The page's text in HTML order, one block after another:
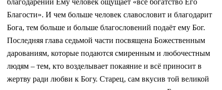
благодарении Ему человек ощущает «всё богатство Его
Благости». И чем больше человек славословит и благодарит
Бога, тем больше и больше благословений подаёт ему Бог.
Последняя глава седьмой части посвящена Божественным
дарованиям, которые подаются смиренным и любочестным
людям – тем, кто возделывает покаяние и всё приносит в
жертву ради любви к Богу. Старец, сам вкусив той великой